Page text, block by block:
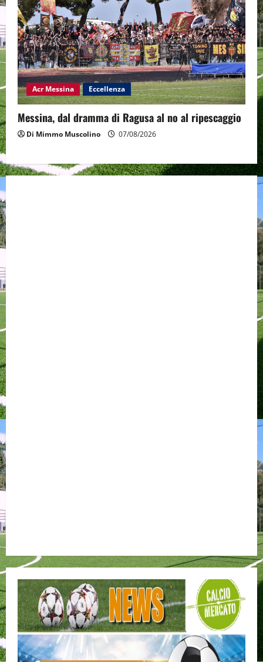
Acr Messina Eccellenza
Messina, dal dramma di Ragusa al no al ripescaggio
Di Mimmo Muscolino 07/08/2026